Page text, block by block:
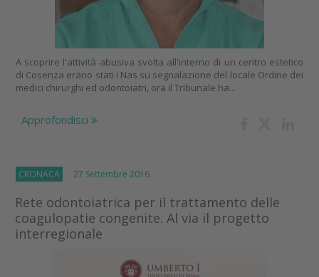
A scoprire l'attività abusiva svolta all'interno di un centro estetico
di Cosenza erano stati i Nas su segnalazione del locale Ordine dei
medici chirurghi ed odontoiatri, ora il Tribunale ha...
Approfondisci
CRONACA 27 Settembre 2016
Rete odontoiatrica per il trattamento delle
coagulopatie congenite. Al via il progetto
interregionale